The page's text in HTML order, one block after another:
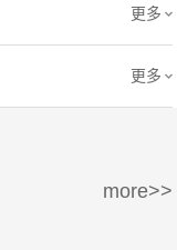
更多
更多
more>>